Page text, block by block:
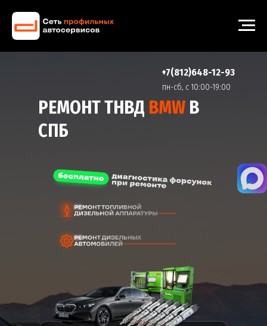
пн-cб, с 10:00-19:00
+7(812)648-12-93
РЕМОНТ ТНВД BMW В
СПБ